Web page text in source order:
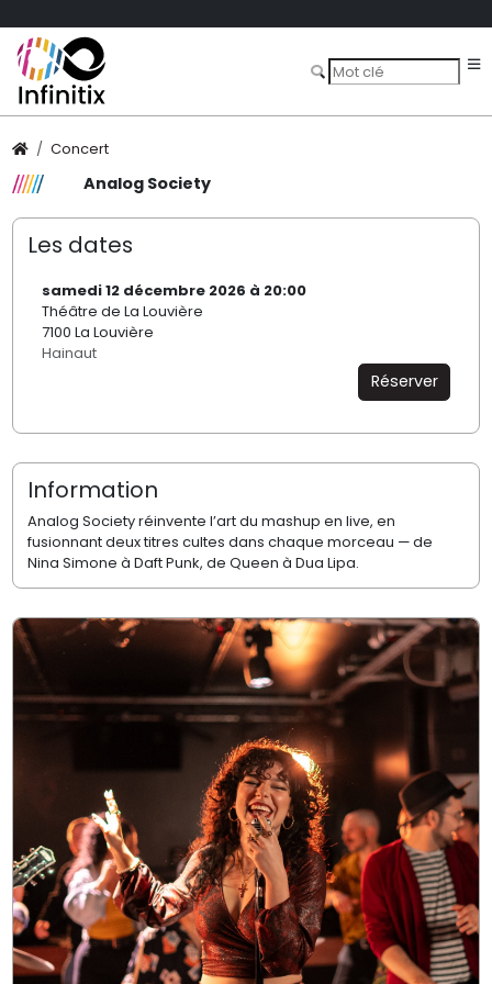
Concert
Analog Society
Les dates
samedi 12 décembre 2026 à 20:00
Théâtre de La Louvière
7100 La Louvière
Hainaut
Réserver
Information
Analog Society réinvente l’art du mashup en live, en
fusionnant deux titres cultes dans chaque morceau — de
Nina Simone à Daft Punk, de Queen à Dua Lipa.